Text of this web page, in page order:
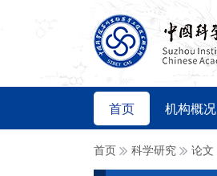
首页 机构概况
首页 科学研究 论文